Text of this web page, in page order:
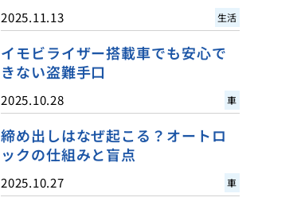
2025.11.13 生活
イモビライザー搭載車でも安心で
きない盗難手口
2025.10.28 車
締め出しはなぜ起こる？オートロ
ックの仕組みと盲点
2025.10.27 車